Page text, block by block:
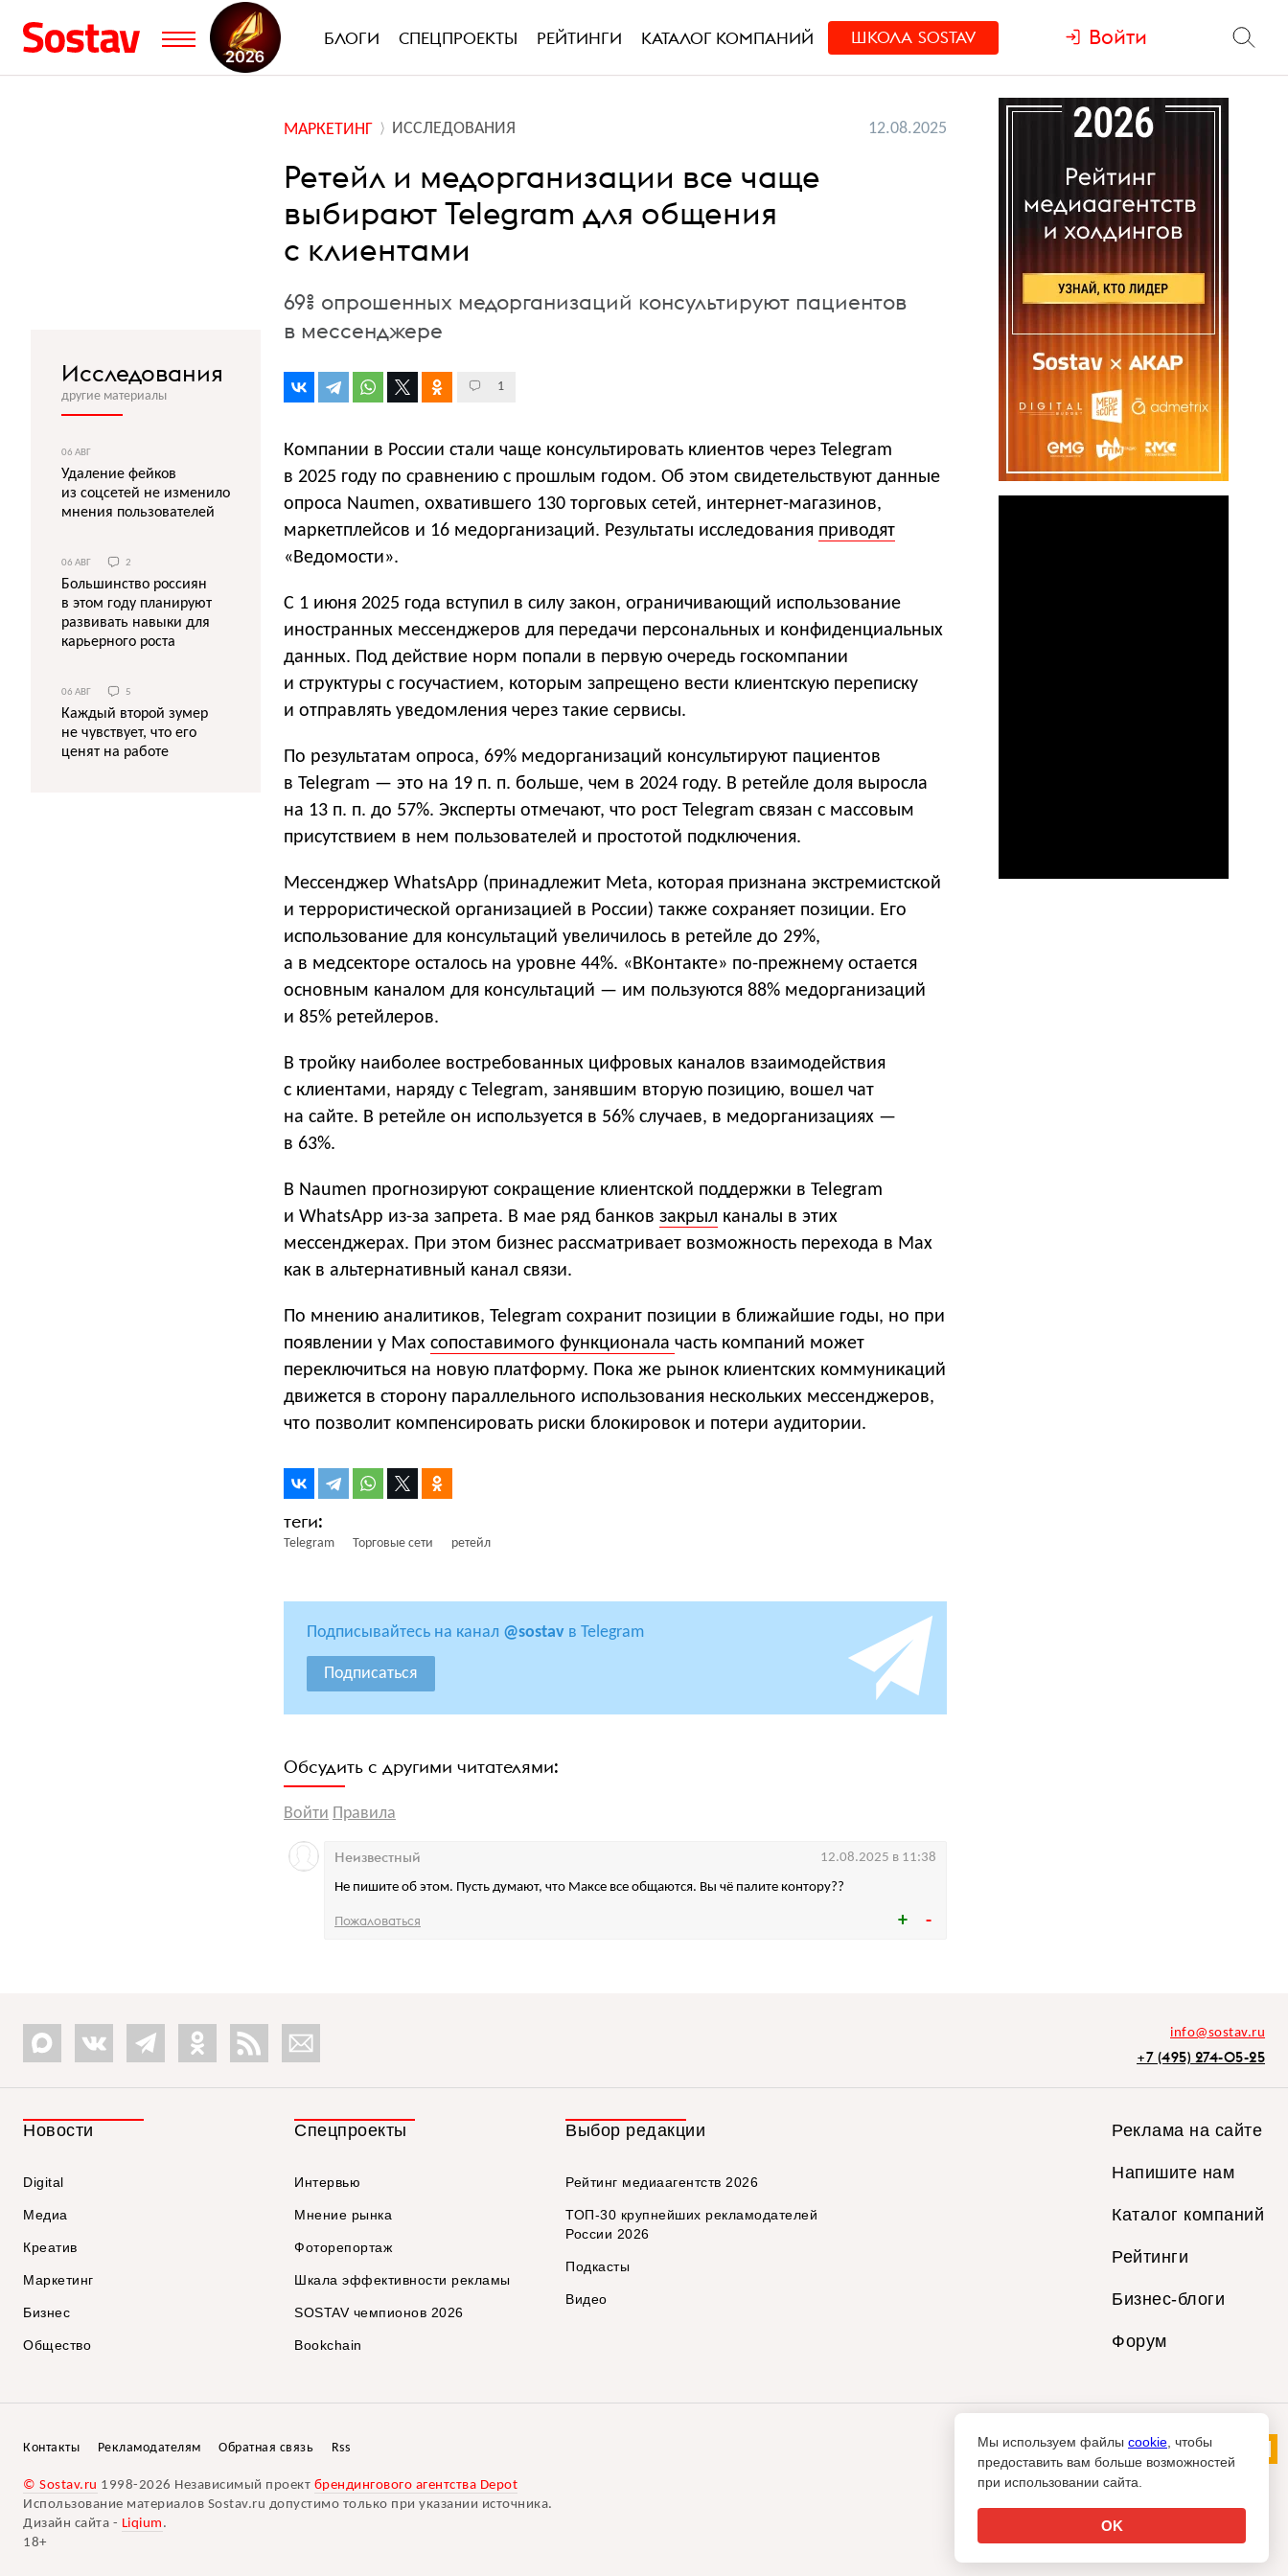
БЛОГИ СПЕЦПРОЕКТЫ РЕЙТИНГИ КАТАЛОГ КОМПАНИЙ ШКОЛА SOSTAV Войти
МАРКЕТИНГ ИССЛЕДОВАНИЯ 12.08.2025
Ретейл и медорганизации все чаще
выбирают Telegram для общения
с клиентами
69% опрошенных медорганизаций консультируют пациентов
в мессенджере
1
Компании в России стали чаще консультировать клиентов через Telegram
в 2025 году по сравнению с прошлым годом. Об этом свидетельствуют данные
опроса Naumen, охватившего 130 торговых сетей, интернет-магазинов,
маркетплейсов и 16 медорганизаций. Результаты исследования приводят
«Ведомости».
С 1 июня 2025 года вступил в силу закон, ограничивающий использование
иностранных мессенджеров для передачи персональных и конфиденциальных
данных. Под действие норм попали в первую очередь госкомпании
и структуры с госучастием, которым запрещено вести клиентскую переписку
и отправлять уведомления через такие сервисы.
По результатам опроса, 69% медорганизаций консультируют пациентов
в Telegram — это на 19 п. п. больше, чем в 2024 году. В ретейле доля выросла
на 13 п. п. до 57%. Эксперты отмечают, что рост Telegram связан с массовым
присутствием в нем пользователей и простотой подключения.
Мессенджер WhatsApp (принадлежит Meta, которая признана экстремистской
и террористической организацией в России) также сохраняет позиции. Его
использование для консультаций увеличилось в ретейле до 29%,
а в медсекторе осталось на уровне 44%. «ВКонтакте» по-прежнему остается
основным каналом для консультаций — им пользуются 88% медорганизаций
и 85% ретейлеров.
В тройку наиболее востребованных цифровых каналов взаимодействия
с клиентами, наряду с Telegram, занявшим вторую позицию, вошел чат
на сайте. В ретейле он используется в 56% случаев, в медорганизациях —
в 63%.
В Naumen прогнозируют сокращение клиентской поддержки в Telegram
и WhatsApp из-за запрета. В мае ряд банков закрыл каналы в этих
мессенджерах. При этом бизнес рассматривает возможность перехода в Max
как в альтернативный канал связи.
По мнению аналитиков, Telegram сохранит позиции в ближайшие годы, но при
появлении у Max сопоставимого функционала часть компаний может
переключиться на новую платформу. Пока же рынок клиентских коммуникаций
движется в сторону параллельного использования нескольких мессенджеров,
что позволит компенсировать риски блокировок и потери аудитории.
Telegram Торговые сети ретейл
Подписывайтесь на канал @sostav в Telegram
Подписаться
Обсудить с другими читателями:
Войти Правила
Не пишите об этом. Пусть думают, что Максе все общаются. Вы чё палите контору??
Неизвестный 12.08.2025 в 11:38
Пожаловаться
Исследования
другие материалы
06 АВГ
Удаление фейков
из соцсетей не изменило
мнения пользователей
06 АВГ 2
Большинство россиян
в этом году планируют
развивать навыки для
карьерного роста
06 АВГ 5
Каждый второй зумер
не чувствует, что его
ценят на работе
info@sostav.ru
+7 (495) 274-05-25
Новости
Digital
Медиа
Креатив
Маркетинг
Бизнес
Общество
Спецпроекты
Интервью
Мнение рынка
Фоторепортаж
Шкала эффективности рекламы
SOSTAV чемпионов 2026
Bookchain
Выбор редакции
Рейтинг медиаагентств 2026
ТОП-30 крупнейших рекламодателей
России 2026
Подкасты
Видео
Реклама на сайте
Напишите нам
Каталог компаний
Рейтинги
Бизнес-блоги
Форум
Контакты Рекламодателям Обратная связь Rss
© Sostav.ru 1998-2026 Независимый проект брендингового агентства Depot
Использование материалов Sostav.ru допустимо только при указании источника.
Дизайн сайта - Liqium .
18+
Мы используем файлы cookie , чтобы
предоставить вам больше возможностей
при использовании сайта.
OK